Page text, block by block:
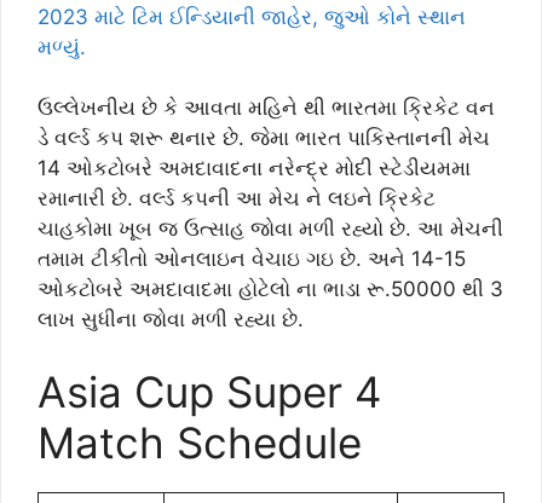
2023 માટે ટિમ ઈન્ડિયાની જાહેર, જુઓ કોને સ્થાન
મળ્યું.
ઉલ્લેખનીય છે કે આવતા મહિને થી ભારતમા ક્રિકેટ વન
ડે વર્લ્ડ કપ શરૂ થનાર છે. જેમા ભારત પાકિસ્તાનની મેચ
14 ઓકટોબરે અમદાવાદના નરેન્દ્ર મોદી સ્ટેડીયમમા
રમાનારી છે. વર્લ્ડ કપની આ મેચ ને લઇને ક્રિકેટ
ચાહકોમા ખૂબ જ ઉત્સાહ જોવા મળી રહ્યો છે. આ મેચની
તમામ ટીકીતો ઓનલાઇન વેચાઇ ગઇ છે. અને 14-15
ઓકટોબરે અમદાવાદમા હોટેલો ના ભાડા રૂ.50000 થી 3
લાખ સુધીના જોવા મળી રહ્યા છે.
Asia Cup Super 4
Match Schedule